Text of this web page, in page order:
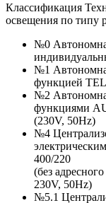
Классификация
освещения по типу
№0
№1
функцией
№2
функциями
(230V, 50Hz)
№4
400/220
(без
230V, 50Hz)
№5.1